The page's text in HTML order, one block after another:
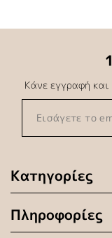
Κατηγορίες
Πληροφορίες
Κάνε εγγραφή